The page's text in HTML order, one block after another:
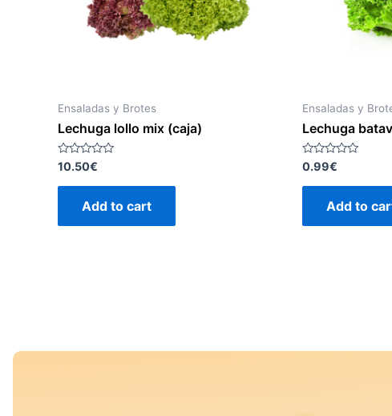
Ensaladas y Brotes
Lechuga lollo mix (caja)
Rated
out
10.50€
Add to cart
Ensaladas y
Lechuga
Rated
0
out
0.99€
Add to